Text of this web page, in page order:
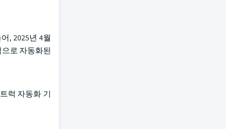
, 2025년 4월
로 자동화된
럭 자동화 기